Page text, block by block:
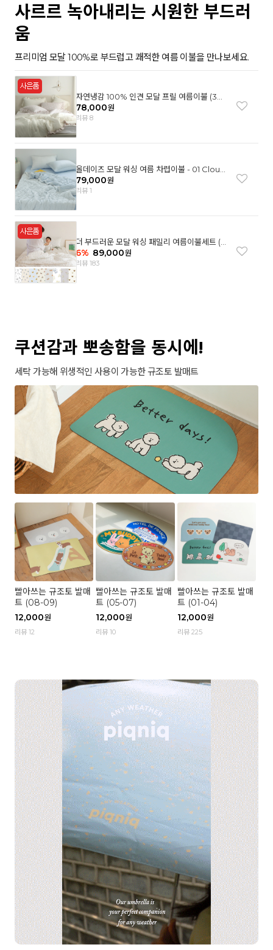
사르르 녹아내리는 시원한 부드러
움
프리미엄 모달 100%로 부드럽고 쾌적한 여름 이불을 만나보세요.
자연냉감 100% 인견 모달 프릴 여름이불 (3컬
러)
78,000원
리뷰 8
올데이즈 모달 워싱 여름 차렵이불 - 01 Cloud
garden(SS)
79,000원
리뷰 1
더 부드러운 모달 워싱 패밀리 여름이불세트 (8
컬러)
6% 89,000원
리뷰 183
쿠션감과 뽀송함을 동시에!
세탁 가능해 위생적인 사용이 가능한 규조토 발매트
빨아쓰는 규조토 발매
트 (08-09)
12,000원
리뷰 12
빨아쓰는 규조토 발매
트 (05-07)
12,000원
리뷰 10
빨아쓰는 규조토 발매
트 (01-04)
12,000원
리뷰 225